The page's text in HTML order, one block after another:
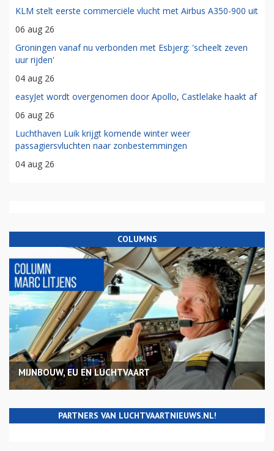
KLM stelt eerste commerciële vlucht met Airbus A350-900 uit
06 aug 26
Groningen vanaf nu verbonden met Esbjerg: 'scheelt zeven
uur rijden'
04 aug 26
easyJet wordt overgenomen door Apollo, Castlelake haakt af
06 aug 26
Luchthaven Luik krijgt komende winter weer
passagiersvluchten naar zonbestemmingen
04 aug 26
COLUMNS
MIJNBOUW, EU EN LUCHTVAART
PARTNERS VAN LUCHTVAARTNIEUWS.NL!